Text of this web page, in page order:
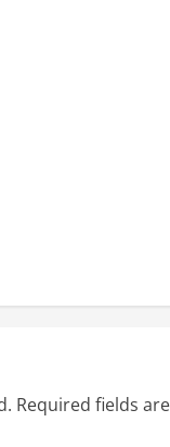
Required fields